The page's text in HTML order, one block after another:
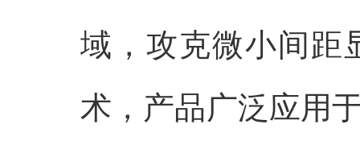
域，攻克微小间距
术，产品广泛应用